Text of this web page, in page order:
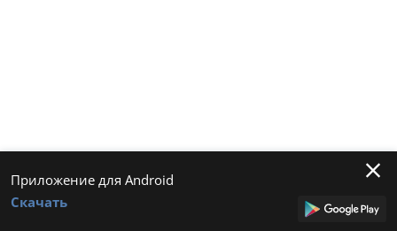
Приложение для Android
Скачать